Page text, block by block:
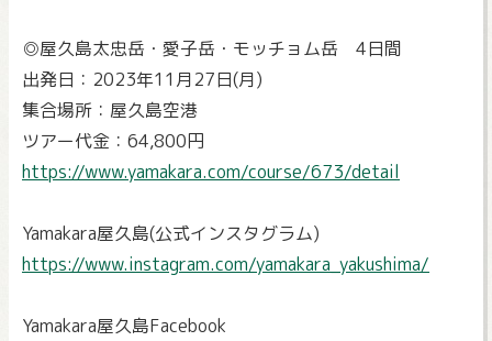
◎屋久島太忠岳・愛子岳・モッチョム岳 4日間
出発日：2023年11月27日(月)
集合場所：屋久島空港
ツアー代金：64,800円
https://www.yamakara.com/course/673/detail
Yamakara屋久島(公式インスタグラム)
https://www.instagram.com/yamakara_yakushima/
Yamakara屋久島Facebook